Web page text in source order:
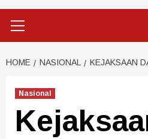
HOME NASIONAL KEJAKSAAN
Nasional